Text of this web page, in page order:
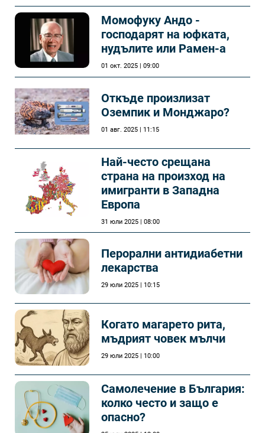
Момофуку Андо -
господарят на юфката,
нудълите или Рамен-а
01 окт. 2025 | 09:00
Откъде произлизат
Оземпик и Монджаро?
01 авг. 2025 | 11:15
Най-често срещана
страна на произход на
имигранти в Западна
Европа
31 юли 2025 | 08:00
Перорални антидиабетни
лекарства
29 юли 2025 | 10:15
Когато магарето рита,
мъдрият човек мълчи
29 юли 2025 | 10:00
Самолечeние в България:
колко често и защо е
опасно?